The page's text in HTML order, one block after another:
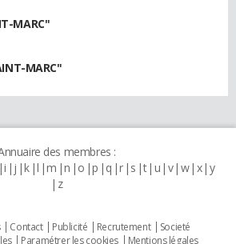
MARC"
MARC"
des membres :
i j k l m n o p q r s t u v w x y
z
Contact Publicité Recrutement
Societé
Paramétrer les cookies Mentions légales